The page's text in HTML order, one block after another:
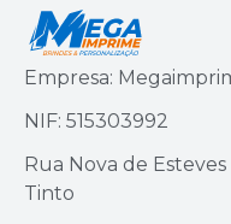
Empresa:
NIF: 515303992
Rua Nova de
Tinto